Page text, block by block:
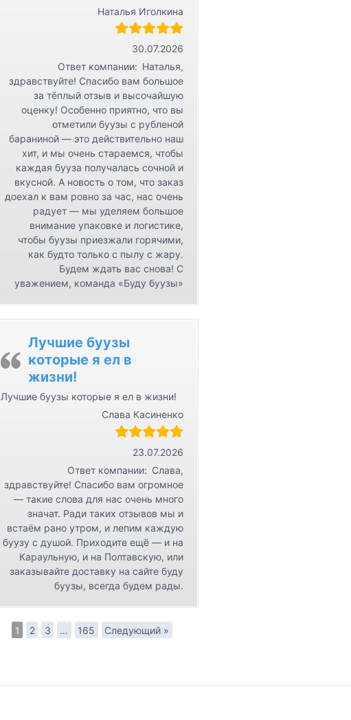
Наталья Иголкина
30.07.2026
Ответ компании: Наталья,
здравствуйте! Спасибо вам большое
за тёплый отзыв и высочайшую
оценку! Особенно приятно, что вы
отметили буузы с рубленой
бараниной — это действительно наш
хит, и мы очень стараемся, чтобы
каждая бууза получалась сочной и
вкусной. А новость о том, что заказ
доехал к вам ровно за час, нас очень
радует — мы уделяем большое
внимание упаковке и логистике,
чтобы буузы приезжали горячими,
как будто только с пылу с жару.
Будем ждать вас снова! С
уважением, команда «Буду буузы»
Лучшие буузы
которые я ел в
жизни!
Лучшие буузы которые я ел в жизни!
Слава Касиненко
23.07.2026
Ответ компании: Слава,
здравствуйте! Спасибо вам огромное
— такие слова для нас очень много
значат. Ради таких отзывов мы и
встаём рано утром, и лепим каждую
буузу с душой. Приходите ещё — и на
Караульную, и на Полтавскую, или
заказывайте доставку на сайте буду
буузы, всегда будем рады.
1 2 3 … 165 Следующий »